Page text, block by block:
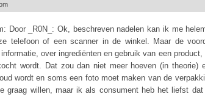
Door _R0N_: Ok, beschreven nadelen kan ik me
telefoon of een scanner in de winkel. Maar de
over ingrediënten en gebruik van een
wordt. Dat zou dan niet meer hoeven (in theorie)
wordt en soms een foto moet maken van de
graag willen, maar ik als consument heb het liefst